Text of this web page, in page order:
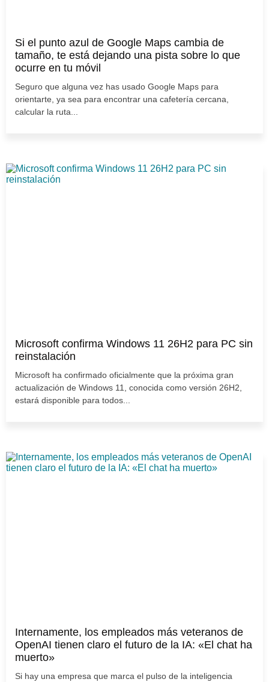
Si el punto azul de Google Maps cambia de
tamaño, te está dejando una pista sobre lo que
ocurre en tu móvil
Seguro que alguna vez has usado Google Maps para
orientarte, ya sea para encontrar una cafetería cercana,
calcular la ruta...
Microsoft confirma Windows 11 26H2 para PC sin
reinstalación
Microsoft ha confirmado oficialmente que la próxima gran
actualización de Windows 11, conocida como versión 26H2,
estará disponible para todos...
Internamente, los empleados más veteranos de
OpenAI tienen claro el futuro de la IA: «El chat ha
muerto»
Si hay una empresa que marca el pulso de la inteligencia